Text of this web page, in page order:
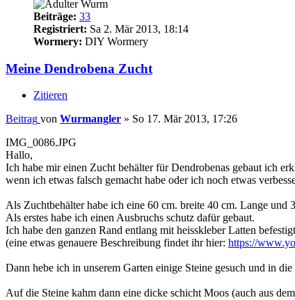
Beiträge: 33
Registriert: Sa 2. Mär 2013, 18:14
Wormery: DIY Wormery
Meine Dendrobena Zucht
Zitieren
Beitrag von Wurmangler » So 17. Mär 2013, 17:26
IMG_0086.JPG
Hallo,
Ich habe mir einen Zucht behälter für Dendrobenas gebaut ich
wenn ich etwas falsch gemacht habe oder ich noch etwas
Als Zuchtbehälter habe ich eine 60 cm. breite 40 cm. Lange und
Als erstes habe ich einen Ausbruchs schutz dafür gebaut.
Ich habe den ganzen Rand entlang mit heisskleber Latten
(eine etwas genauere Beschreibung findet ihr hier: https://
Dann hebe ich in unserem Garten einige Steine gesuch und in
Auf die Steine kahm dann eine dicke schicht Moos (auch aus